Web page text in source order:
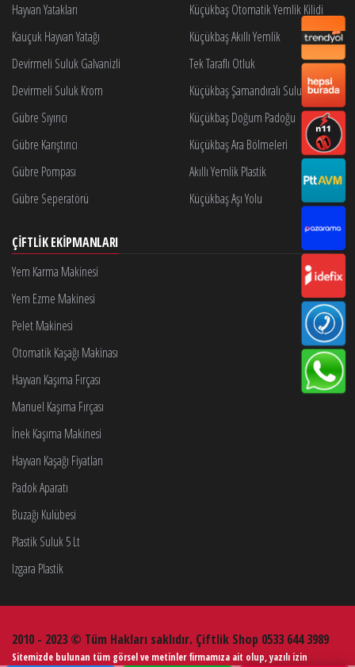
Hayvan Yatakları
Kauçuk Hayvan Yatağı
Devirmeli Suluk Galvanizli
Devirmeli Suluk Krom
Gübre Sıyırıcı
Gübre Karıştırıcı
Gübre Pompası
Gübre Seperatörü
Küçükbaş Otomatik Yemlik Kilidi
Küçükbaş Akıllı Yemlik
Tek Taraflı Otluk
Küçükbaş Şamandıralı Suluk
Küçükbaş Doğum Padoğu
Küçükbaş Ara Bölmeleri
Akıllı Yemlik Plastik
Küçükbaş Aşı Yolu
ÇIFTLIK EKIPMANLARI
Yem Karma Makinesi
Yem Ezme Makinesi
Pelet Makinesi
Otomatik Kaşağı Makinası
Hayvan Kaşıma Fırçası
Manuel Kaşıma Fırçası
İnek Kaşıma Makinesi
Hayvan Kaşağı Fiyatları
Padok Aparatı
Buzağı Kulübesi
Plastik Suluk 5 Lt
Izgara Plastik
2010 - 2023 © Tüm Hakları saklıdır. Çiftlik Shop 0533 644 3989
Sitemizde bulunan tüm görsel ve metinler firmamıza ait olup, yazılı izin